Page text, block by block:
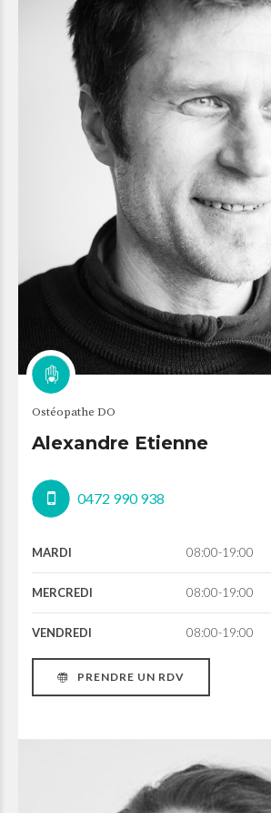
Ostéopathe DO
Alexandre Etienne
0472 990 938
MARDI 08:00-19:00
MERCREDI 08:00-19:00
VENDREDI 08:00-19:00
PRENDRE UN RDV